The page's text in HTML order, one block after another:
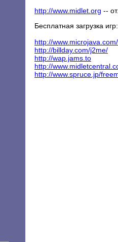
http://www.midlet.org --
Бесплатная загрузка игр:
http://
http://billday.com/j2me/
http://wap.jams.to
http://
http://www.spruce.jp/